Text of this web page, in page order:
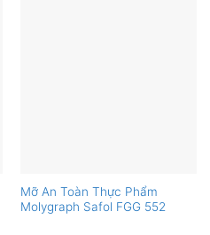
Mỡ An Toàn Thực Phẩm
Molygraph Safol FGG 552